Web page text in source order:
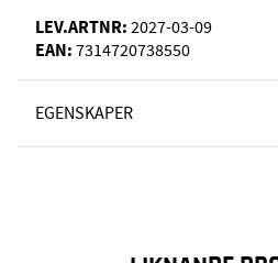
LEV.ARTNR: 2027-03-09
EAN: 7314720738550
EGENSKAPER